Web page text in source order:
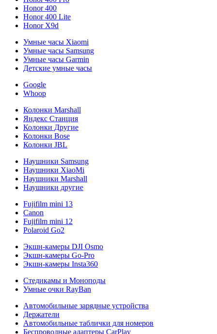
Honor 400
Honor 400 Lite
Honor X9d
Умные часы Xiaomi
Умные часы Samsung
Умные часы Garmin
Детские умные часы
Google
Whoop
Колонки Marshall
Яндекс Станция
Колонки Другие
Колонки Bose
Колонки JBL
Наушники Samsung
Наушники XiaoMi
Наушники Marshall
Наушники другие
Fujifilm mini 13
Canon
Fujifilm mini 12
Polaroid Go2
Экшн-камеры DJI Osmo
Экшн-камеры Go-Pro
Экшн-камеры Insta360
Стедикамы и Моноподы
Умные очки RayBan
Автомобильные зарядные устройства
Держатели
Автомобильные таблички для номеров
Беспроводные адаптеры CarPlay